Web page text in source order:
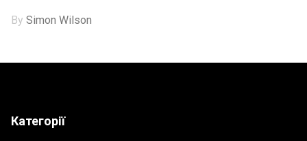
BySimon Wilson
Категорії